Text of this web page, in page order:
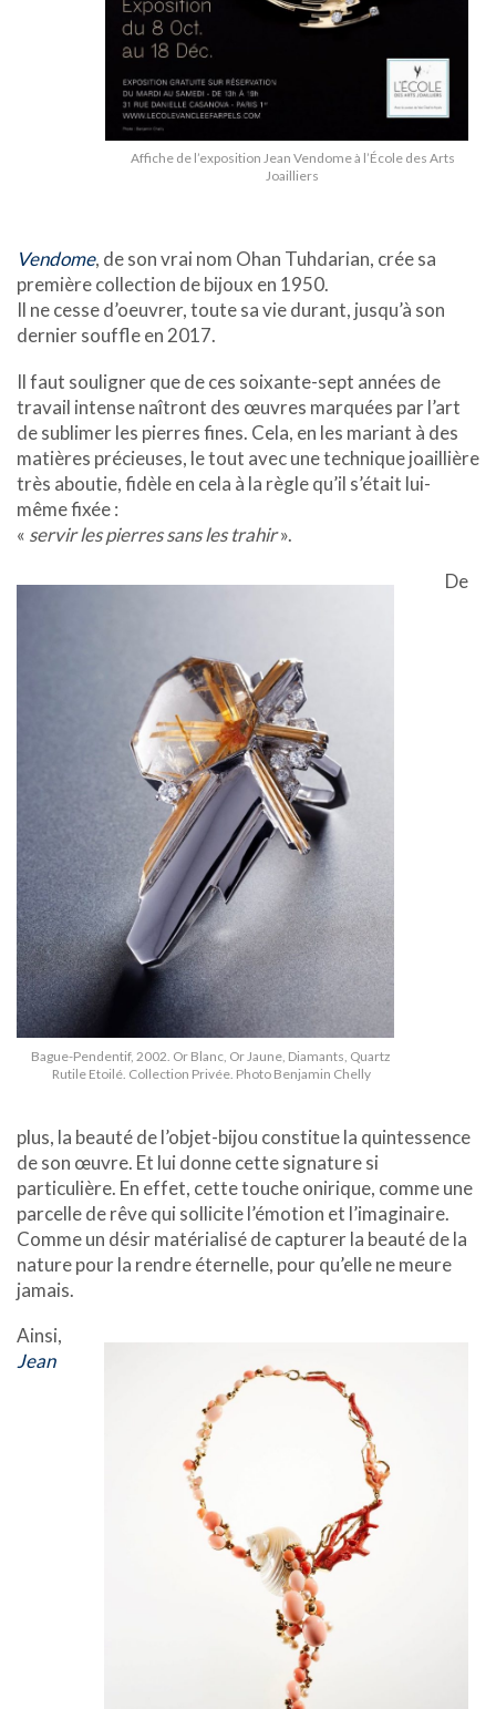
Affiche de l’exposition Jean Vendome à l’École des Arts
Joailliers
Vendome, de son vrai nom Ohan Tuhdarian, crée sa
première collection de bijoux en 1950.
Il ne cesse d’oeuvrer, toute sa vie durant, jusqu’à son
dernier souffle en 2017.
Il faut souligner que de ces soixante-sept années de
travail intense naîtront des œuvres marquées par l’art
de sublimer les pierres fines. Cela, en les mariant à des
matières précieuses, le tout avec une technique joaillière
très aboutie, fidèle en cela à la règle qu’il s’était lui-
même fixée :
« servir les pierres sans les trahir».
Bague-Pendentif, 2002. Or Blanc, Or Jaune, Diamants, Quartz
Rutile Etoilé. Collection Privée. Photo Benjamin Chelly
De
plus, la beauté de l’objet-bijou constitue la quintessence
de son œuvre. Et lui donne cette signature si
particulière. En effet, cette touche onirique, comme une
parcelle de rêve qui sollicite l’émotion et l’imaginaire.
Comme un désir matérialisé de capturer la beauté de la
nature pour la rendre éternelle, pour qu’elle ne meure
jamais.
Ainsi,
Jean